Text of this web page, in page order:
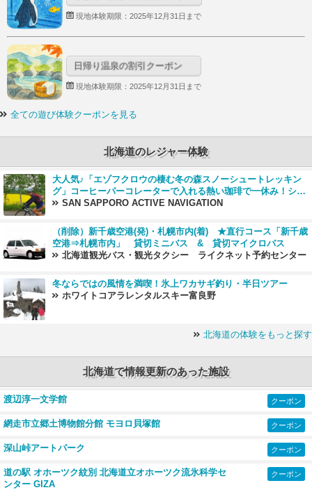
現地体験期限：2025年12月31日まで
日帰り温泉の割引クーポン
現地体験期限：2025年12月31日まで
全ての遊び体験クーポンを見る
北海道のレジャー体験
大人気♪「エゾフクロウの棲む冬の森スノーシュートレッキン
グ」コーヒーパーコレーターで入れる熱い珈琲で一休み！シマ
エナガに出会えるか！？
SAN SAPPORO ACTIVE NAVIGATION
（削除）新千歳空港(発)・札幌市内(着) ★直行コース「新千歳
空港⇒札幌市内」 貸切ミニバス & 貸切マイクロバス
北海道観光バス・観光タクシー ライクネット予約センター
冬ならではの風情を満喫！氷上ワカサギ釣り・半日ツアー
ホワイトコアラレンタルスキー富良野
北海道の体験をもっと探す
北海道で情報更新のあった施設
渡辺淳一文学館 クーポン
網走市立郷土博物館分館 モヨロ貝塚館 クーポン
深山峠アートパーク クーポン
道の駅 オホーツク紋別 北海道立オホーツク流氷科学セ
ンター GIZA
クーポン